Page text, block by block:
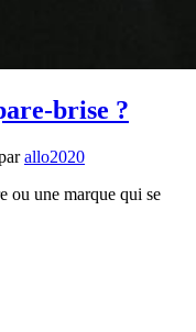
brise ?
allo2020
ou une marque qui se